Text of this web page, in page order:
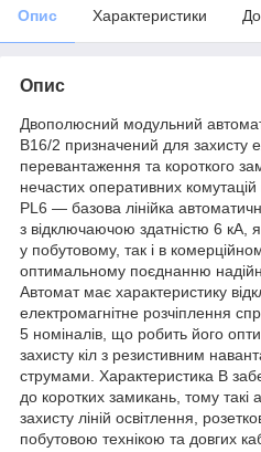
Опис Характеристики
Опис
Двополюсний модульний
B16/2 призначений для захисту
перевантаження та короткого
нечастих оперативних
PL6 — базова лінійка
з відключаючою здатністю 6 кА,
у побутовому, так і в
оптимальному поєднанню
Автомат має характеристику
електромагнітне розчіплення
5 номіналів, що робить його
захисту кіл з резистивним
струмами. Характеристика B
до коротких замикань, тому
захисту ліній освітлення,
побутовою технікою та довгих